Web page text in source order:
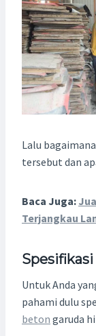
Lalu
tersebut dan
Baca Juga:
Terjangkau
Untuk Anda
pahami dulu
beton garuda